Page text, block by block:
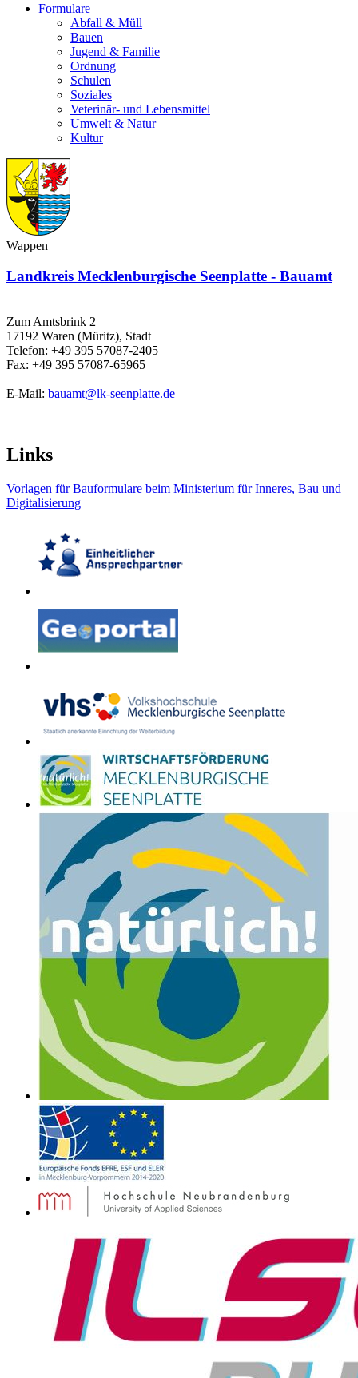
Formulare
Abfall & Müll
Bauen
Jugend & Familie
Ordnung
Schulen
Soziales
Veterinär- und Lebensmittel
Umwelt & Natur
Kultur
Wappen
Landkreis Mecklenburgische Seenplatte - Bauamt
Zum Amtsbrink 2
17192 Waren (Müritz), Stadt
Telefon: +49 395 57087-2405
Fax: +49 395 57087-65965
E-Mail: bauamt@lk-seenplatte.de
Links
Vorlagen für Bauformulare beim Ministerium für Inneres, Bau und
Digitalisierung